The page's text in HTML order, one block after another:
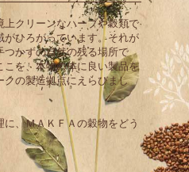
クリーンなハーブや穀類で
ひろがっています。それが
つかずの自然の残る場所で
を、本物の体に良い製品を
の製造拠点にえらびまし
、ＭＡＫＦＡの穀物をどう